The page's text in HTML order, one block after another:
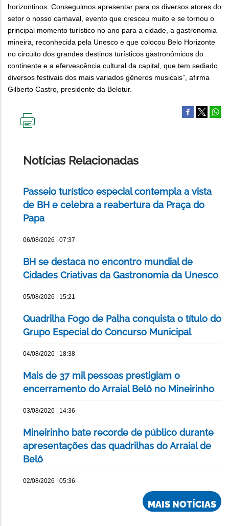
horizontinos. Conseguimos apresentar para os diversos atores do
setor o nosso carnaval, evento que cresceu muito e se tornou o
principal momento turístico no ano para a cidade, a gastronomia
mineira, reconhecida pela Unesco e que colocou Belo Horizonte
no circuito dos grandes destinos turísticos gastronômicos do
continente e a efervescência cultural da capital, que tem sediado
diversos festivais dos mais variados gêneros musicais”, afirma
Gilberto Castro, presidente da Belotur.
Notícias Relacionadas
Passeio turístico especial contempla a vista
de BH e celebra a reabertura da Praça do
Papa
06/08/2026 | 07:37
BH se destaca no encontro mundial de
Cidades Criativas da Gastronomia da Unesco
05/08/2026 | 15:21
Quadrilha Fogo de Palha conquista o título do
Grupo Especial do Concurso Municipal
04/08/2026 | 18:38
Mais de 37 mil pessoas prestigiam o
encerramento do Arraial Belô no Mineirinho
03/08/2026 | 14:36
Mineirinho bate recorde de público durante
apresentações das quadrilhas do Arraial de
Belô
02/08/2026 | 05:36
MAIS NOTÍCIAS